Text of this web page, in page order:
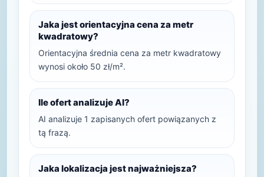
Jaka jest orientacyjna cena za metr
kwadratowy?
Orientacyjna średnia cena za metr kwadratowy
wynosi około 50 zł/m².
Ile ofert analizuje AI?
AI analizuje 1 zapisanych ofert powiązanych z
tą frazą.
Jaka lokalizacja jest najważniejsza?